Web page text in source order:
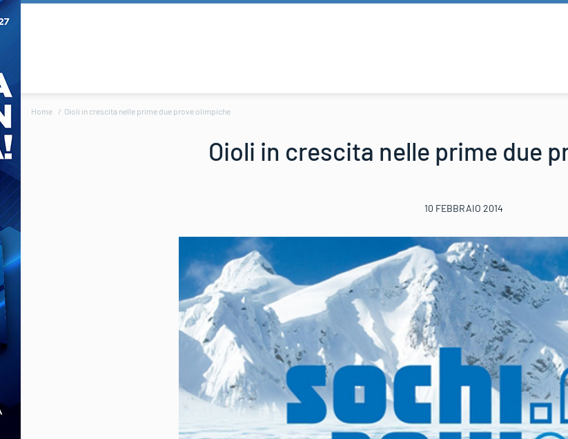
Home Oioli in crescita nelle prime due prove olimpiche
Oioli in crescita nelle prime due
10 FEBBRAIO 2014